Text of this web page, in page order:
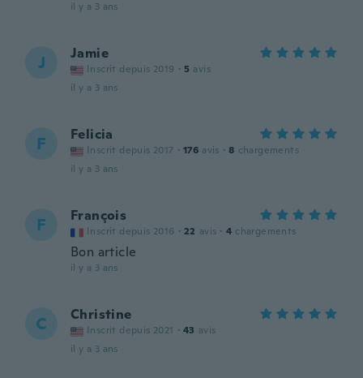
il y a 3 ans
J Jamie
Inscrit depuis 2019 · 5 avis
il y a 3 ans
F Felicia
Inscrit depuis 2017 · 176 avis · 8 chargements
il y a 3 ans
F François
Inscrit depuis 2016 · 22 avis · 4 chargements
Bon article
il y a 3 ans
C Christine
Inscrit depuis 2021 · 43 avis
il y a 3 ans